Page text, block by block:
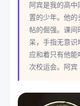
阿宾是我的高
置的少年。他
帖的倔强。课
呆，手指无意
应和着只有他
次校运会。阿宾